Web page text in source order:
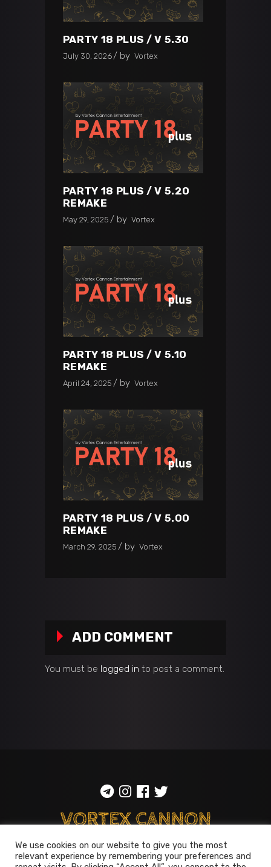
PARTY 18 PLUS / V 5.30
July 30, 2026 by Vortex
PARTY 18 PLUS / V 5.20
REMAKE
May 29, 2025 by Vortex
PARTY 18 PLUS / V 5.10
REMAKE
April 24, 2025 by Vortex
PARTY 18 PLUS / V 5.00
REMAKE
March 29, 2025 by Vortex
ADD COMMENT
You must be logged in to post a comment.
ToS::Privacy policy
We use cookies on our website to give you the most
relevant experience by remembering your preferences and